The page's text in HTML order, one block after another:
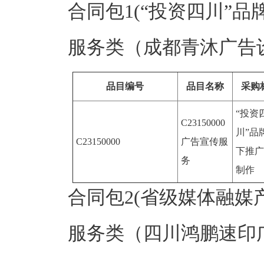
合同包1(“投资四川”品
服务类（成都青沐广告
品目编号 品目名称 采购
C23150000
C23150000
广告宣传服
务
“投资
川”品
下推
制作
合同包2(省级媒体融媒
服务类（四川鸿鹏速印